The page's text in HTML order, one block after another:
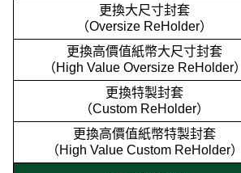
更換大尺寸封套
（Oversize ReHolder）
更換高價值紙幣大尺寸封套
（High Value Oversize ReHolder）
更換特製封套
（Custom ReHolder）
更換高價值紙幣特製封套
（High Value Custom ReHolder）